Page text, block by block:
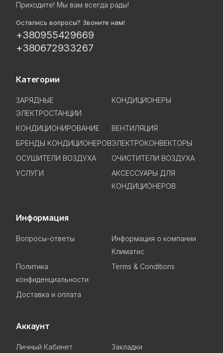
Приходите! Мы вам всегда рады!
Остались вопросы? Звоните нам!
+380955429669
+380672933267
Категории
ЗАРЯДНЫЕ
ЭЛЕКТРОСТАНЦИИ
КОНДИЦИОНЕРЫ
КОНДИЦИОНИРОВАНИЕ
ВЕНТИЛЯЦИЯ
БРЕНДЫ КОНДИЦИОНЕРОВЭЛЕКТРОКОНВЕКТОРЫ
ОСУШИТЕЛИ ВОЗДУХА
ОЧИСТИТЕЛИ ВОЗДУХА
УСЛУГИ
АКСЕССУАРЫ ДЛЯ
КОНДИЦИОНЕРОВ
Информация
Вопросы-ответы
Информация о компании
Климатис
Политика
конфиденциальности
Terms & Conditions
Доставка и оплата
Аккаунт
Личный Кабинет Закладки